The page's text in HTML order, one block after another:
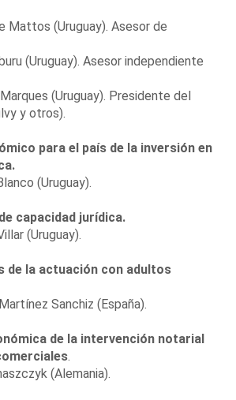
Mattos (Uruguay). Asesor de
(Uruguay). Asesor independiente
(Uruguay). Presidente del
y otros).
para el país de la inversión en
(Uruguay).
capacidad jurídica.
(Uruguay).
de la actuación con adultos
Sanchiz (España).
de la intervención notarial
.
(Alemania).